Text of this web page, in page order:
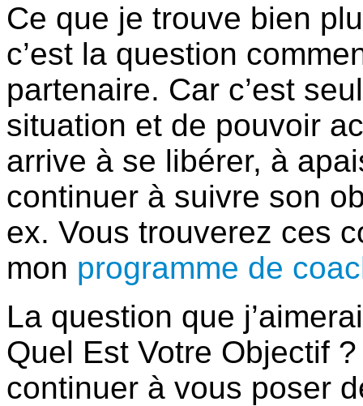
Ce que je trouve bien
c’est la question
partenaire. Car c’est
situation et de pouvoir
arrive à se libérer, à
continuer à suivre son
ex. Vous trouverez ces
mon programme de
La question que
Quel Est Votre Objectif
continuer à vous poser